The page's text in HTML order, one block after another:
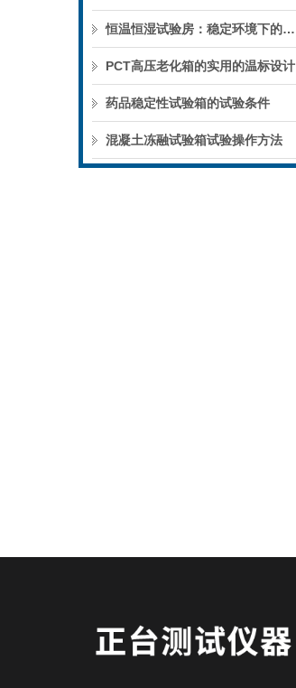
恒温恒湿试验房：稳定环境下的产品可靠性保障
PCT高压老化箱的实用的温标设计
药品稳定性试验箱的试验条件
混凝土冻融试验箱试验操作方法